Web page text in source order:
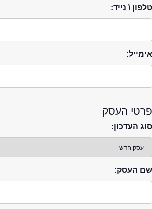
טלפון \ נייד:
אימייל:
פרטי העסק
סוג העדכון:
שם העסק: